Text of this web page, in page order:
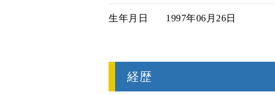
生年月日 1997年06月26日
経歴